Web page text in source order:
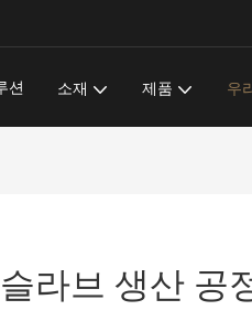
션 소재 제품 우
라브 생산 공